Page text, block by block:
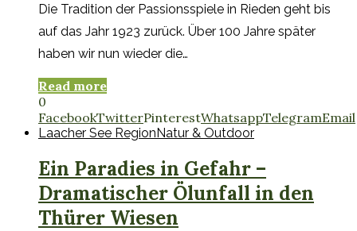
Die Tradition der Passionsspiele in Rieden geht bis
auf das Jahr 1923 zurück. Über 100 Jahre später
haben wir nun wieder die…
Read more
0
FacebookTwitterPinterestWhatsappTelegramEmail
Laacher See RegionNatur & Outdoor
Ein Paradies in Gefahr –
Dramatischer Ölunfall in den
Thürer Wiesen